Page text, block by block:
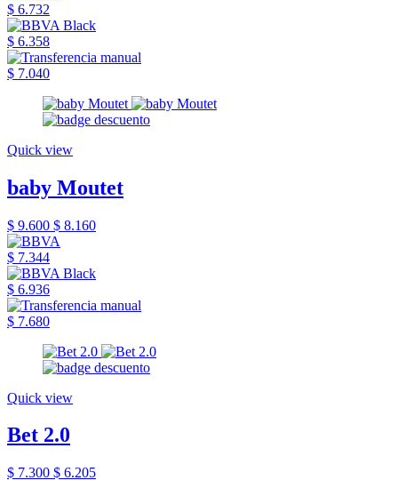
$ 6.732
$ 6.358
$ 7.040
Quick view
baby Moutet
$ 9.600 $ 8.160
$ 7.344
$ 6.936
$ 7.680
Quick view
Bet 2.0
$ 7.300 $ 6.205